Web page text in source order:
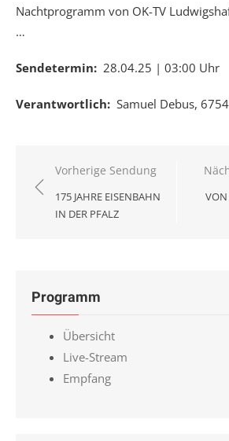
Nachtprogramm von OK-TV
…
Sendetermin: 28.04.25 | 03:00 Uhr
Verantwortlich: Samuel Debus,
Beitragsnavigation
Vorherige Sendung
175 JAHRE EISENBAHN
IN DER PFALZ
VON
Programm
Übersicht
Live-Stream
Empfang